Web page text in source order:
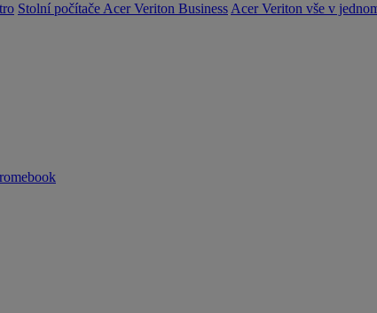
Stolní počítače Acer Veriton Business Acer Veriton vše v